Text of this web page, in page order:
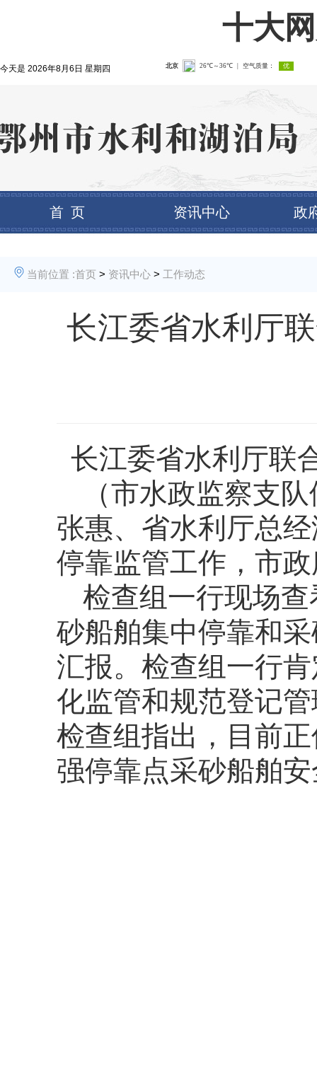
十大
今天是 2026年8月6日 星期四
首 页 资讯中心 政
当前位置 :首页 > 资讯中心 > 工作动态
长江委省水利厅
长江委省水利厅联
（市水政监察支
张惠、省水利厅总
停靠监管工作，市
检查组一行现场
砂船舶集中停靠和
汇报。 检查组一行
化监管和规范登记
检查组指出，目前
强停靠点采砂船舶